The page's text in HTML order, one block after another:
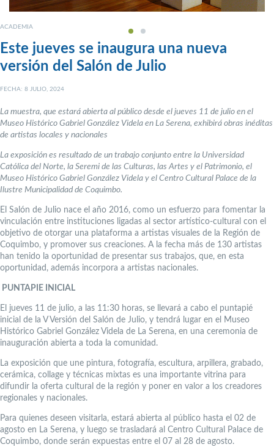
ACADEMIA
Este jueves se inaugura una nueva
versión del Salón de Julio
FECHA: 8 JULIO, 2024
La muestra, que estará abierta al público desde el jueves 11 de julio en el
Museo Histórico Gabriel González Videla en La Serena, exhibirá obras inéditas
de artistas locales y nacionales
La exposición es resultado de un trabajo conjunto entre la Universidad
Católica del Norte, la Seremi de las Culturas, las Artes y el Patrimonio, el
Museo Histórico Gabriel González Videla y el Centro Cultural Palace de la
Ilustre Municipalidad de Coquimbo.
El Salón de Julio nace el año 2016, como un esfuerzo para fomentar la
vinculación entre instituciones ligadas al sector artístico-cultural con el
objetivo de otorgar una plataforma a artistas visuales de la Región de
Coquimbo, y promover sus creaciones. A la fecha más de 130 artistas
han tenido la oportunidad de presentar sus trabajos, que, en esta
oportunidad, además incorpora a artistas nacionales.
PUNTAPIE INICIAL
El jueves 11 de julio, a las 11:30 horas, se llevará a cabo el puntapié
inicial de la V Versión del Salón de Julio, y tendrá lugar en el Museo
Histórico Gabriel González Videla de La Serena, en una ceremonia de
inauguración abierta a toda la comunidad.
La exposición que une pintura, fotografía, escultura, arpillera, grabado,
cerámica, collage y técnicas mixtas es una importante vitrina para
difundir la oferta cultural de la región y poner en valor a los creadores
regionales y nacionales.
Para quienes deseen visitarla, estará abierta al público hasta el 02 de
agosto en La Serena, y luego se trasladará al Centro Cultural Palace de
Coquimbo, donde serán expuestas entre el 07 al 28 de agosto.